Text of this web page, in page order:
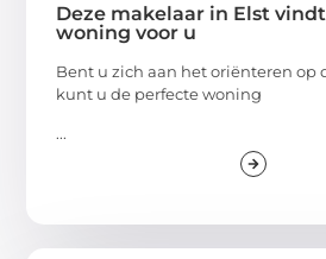
Deze makelaar in Elst
woning voor u
Bent u zich aan het oriënteren op
kunt u de perfecte woning
...